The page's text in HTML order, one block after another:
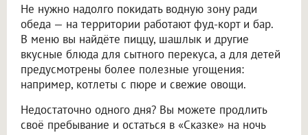
Не нужно надолго покидать водную зону ради
обеда — на территории работают фуд-корт и бар.
В меню вы найдёте пиццу, шашлык и другие
вкусные блюда для сытного перекуса, а для детей
предусмотрены более полезные угощения:
например, котлеты с пюре и свежие овощи.
Недостаточно одного дня? Вы можете продлить
своё пребывание и остаться в «Сказке» на ночь